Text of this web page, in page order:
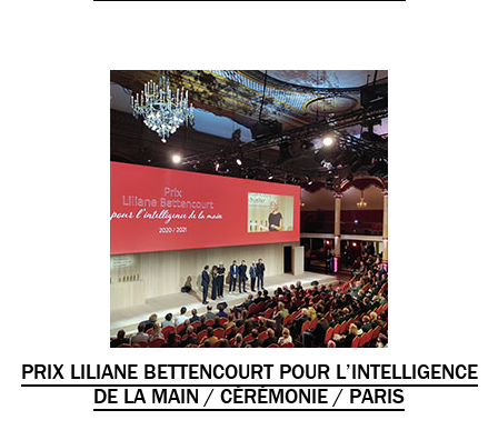
PRIX LILIANE BETTENCOURT POUR L’INTELLIGENCE
DE LA MAIN / CÉRÉMONIE / PARIS